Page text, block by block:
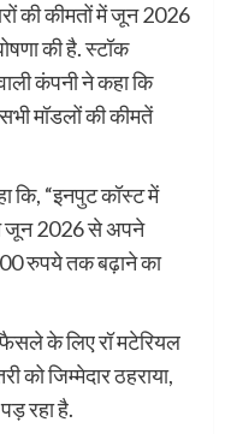
की कीमतों में जून 2026
की है. स्टॉक
कंपनी ने कहा कि
मॉडलों की कीमतें
कि, “इनपुट कॉस्ट में
जून 2026 से अपने
रुपये तक बढ़ाने का
के लिए रॉ मटेरियल
जिम्मेदार ठहराया,
रहा है.